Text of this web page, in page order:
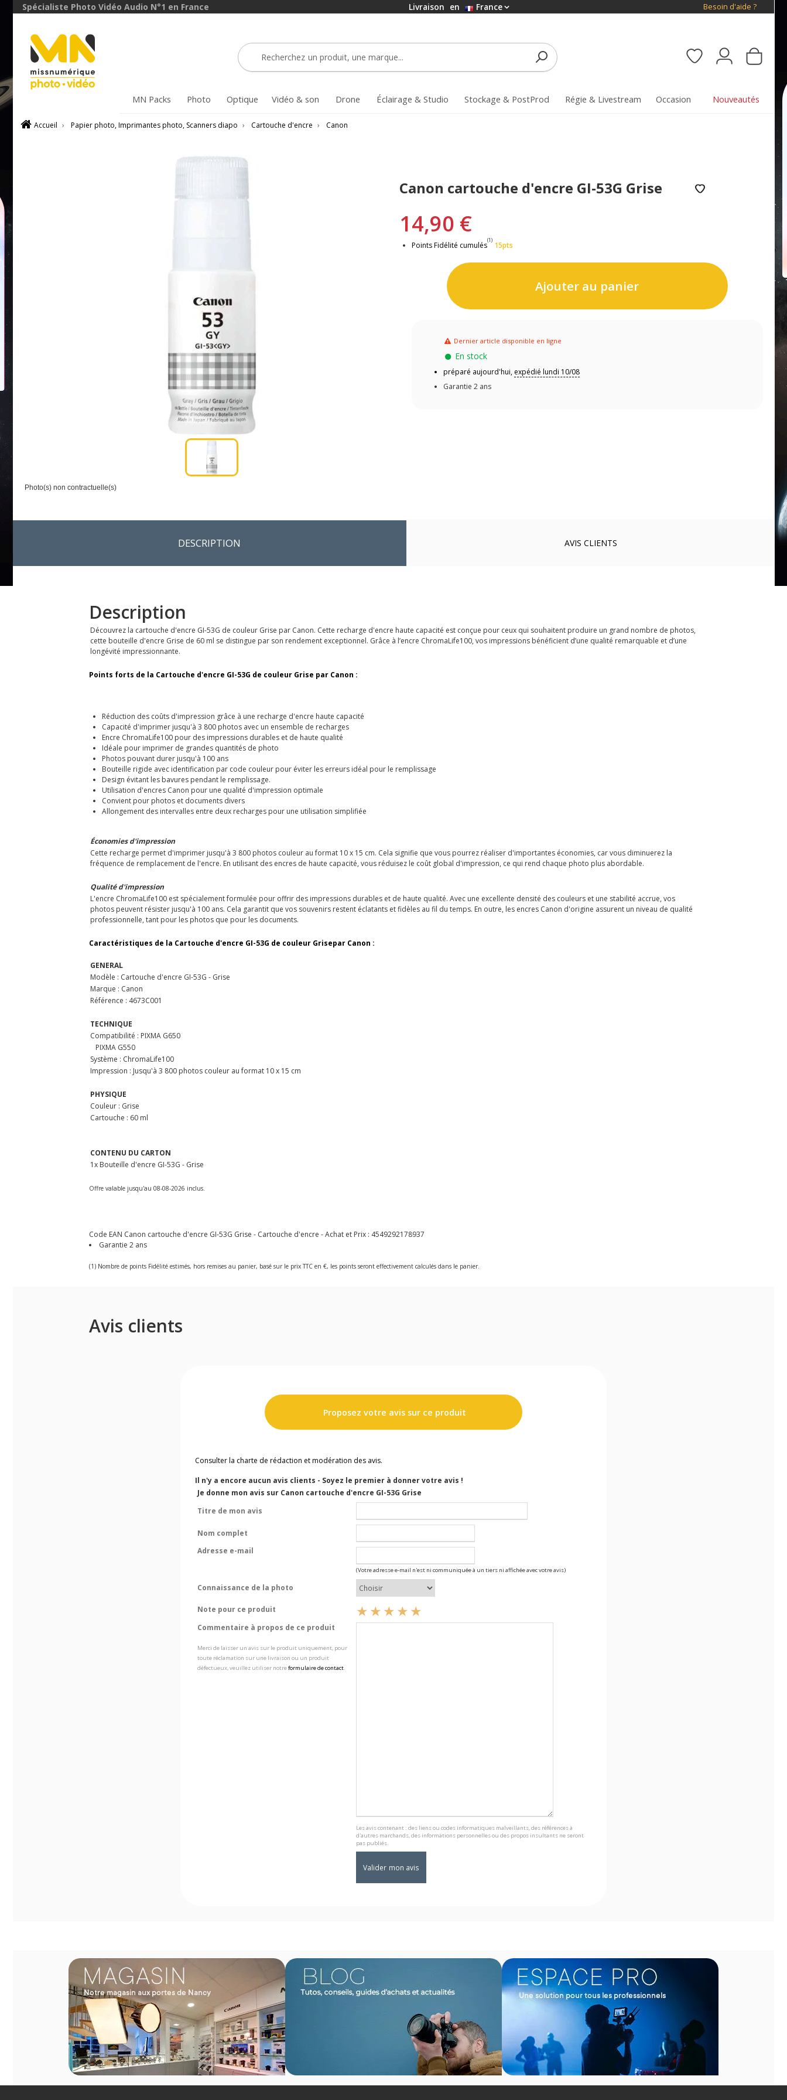
Spécialiste Photo Vidéo Audio N°1 en France Livraison en France Besoin d'aide ?
MN Packs Photo Optique Vidéo & son Drone Éclairage & Studio Stockage & PostProd Régie & Livestream Occasion Nouveautés
Accueil › Papier photo, Imprimantes photo, Scanners diapo › Cartouche d'encre › Canon
Photo(s) non contractuelle(s)
Canon cartouche d'encre GI-53G Grise
14,90 €
Points Fidélité cumulés
(1)
15pts
Ajouter au panier
Dernier article disponible en ligne
En stock
préparé aujourd'hui, expédié lundi 10/08
Garantie 2 ans
DESCRIPTION AVIS CLIENTS
Description
Découvrez la cartouche d'encre GI-53G de couleur Grise par Canon. Cette recharge d'encre haute capacité est conçue pour ceux qui souhaitent produire un grand nombre de photos,
cette bouteille d'encre Grise de 60 ml se distingue par son rendement exceptionnel. Grâce à l’encre ChromaLife100, vos impressions bénéficient d’une qualité remarquable et d’une
longévité impressionnante.
Points forts de la Cartouche d'encre GI-53G de couleur Grise par Canon :
Réduction des coûts d'impression grâce à une recharge d'encre haute capacité
Capacité d'imprimer jusqu'à 3 800 photos avec un ensemble de recharges
Encre ChromaLife100 pour des impressions durables et de haute qualité
Idéale pour imprimer de grandes quantités de photo
Photos pouvant durer jusqu'à 100 ans
Bouteille rigide avec identification par code couleur pour éviter les erreurs idéal pour le remplissage
Design évitant les bavures pendant le remplissage.
Utilisation d'encres Canon pour une qualité d'impression optimale
Convient pour photos et documents divers
Allongement des intervalles entre deux recharges pour une utilisation simplifiée
Économies d'impression
Cette recharge permet d'imprimer jusqu'à 3 800 photos couleur au format 10 x 15 cm. Cela signifie que vous pourrez réaliser d'importantes économies, car vous diminuerez la
fréquence de remplacement de l'encre. En utilisant des encres de haute capacité, vous réduisez le coût global d'impression, ce qui rend chaque photo plus abordable.
Qualité d'impression
L'encre ChromaLife100 est spécialement formulée pour offrir des impressions durables et de haute qualité. Avec une excellente densité des couleurs et une stabilité accrue, vos
photos peuvent résister jusqu'à 100 ans. Cela garantit que vos souvenirs restent éclatants et fidèles au fil du temps. En outre, les encres Canon d'origine assurent un niveau de qualité
professionnelle, tant pour les photos que pour les documents.
Caractéristiques de la Cartouche d'encre GI-53G de couleur Grisepar Canon :
GENERAL
Modèle : Cartouche d'encre GI-53G - Grise
Marque : Canon
Référence : 4673C001
TECHNIQUE
Compatibilité : PIXMA G650
PIXMA G550
Système : ChromaLife100
Impression : Jusqu'à 3 800 photos couleur au format 10 x 15 cm
PHYSIQUE
Couleur : Grise
Cartouche : 60 ml
CONTENU DU CARTON
1x Bouteille d'encre GI-53G - Grise
Offre valable jusqu'au 08-08-2026 inclus.
Code EAN Canon cartouche d'encre GI-53G Grise - Cartouche d'encre - Achat et Prix : 4549292178937
Garantie 2 ans
(1) Nombre de points Fidélité estimés, hors remises au panier, basé sur le prix TTC en €, les points seront effectivement calculés dans le panier.
Avis clients
Proposez votre avis sur ce produit
Consulter la charte de rédaction et modération des avis.
Il n'y a encore aucun avis clients - Soyez le premier à donner votre avis !
Je donne mon avis sur Canon cartouche d'encre GI-53G Grise
Titre de mon avis
Nom complet
Adresse e-mail
(Votre adresse e-mail n'est ni communiquée à un tiers ni affichée avec votre avis)
Connaissance de la photo
Note pour ce produit
Commentaire à propos de ce produit
Merci de laisser un avis sur le produit uniquement, pour
toute réclamation sur une livraison ou un produit
défectueux, veuillez utiliser notreformulaire de contact.
Les avis contenant : des liens ou codes informatiques malveillants, des références à
d'autres marchands, des informations personnelles ou des propos insultants ne seront
pas publiés.